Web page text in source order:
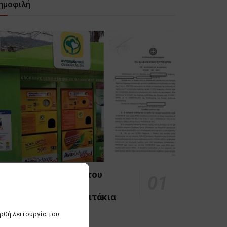
λειτουργία του
Βιασύνη του
… τα «σπιτάκια